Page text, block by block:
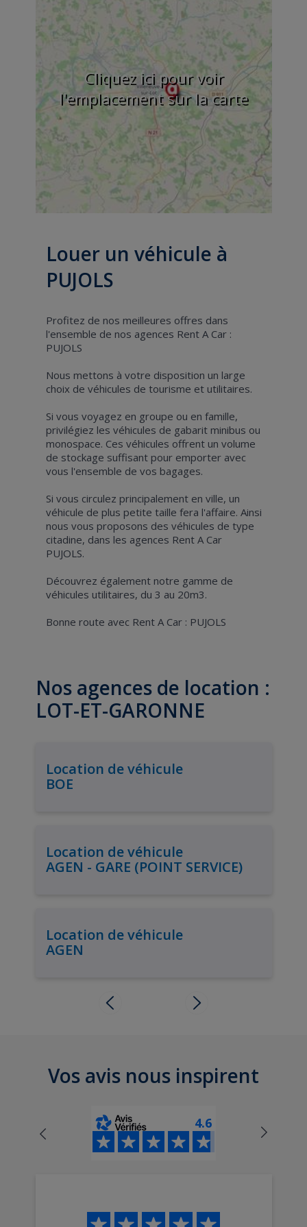
Cliquez ici pour voir
l'emplacement sur la carte
Louer un véhicule à
PUJOLS
Profitez de nos meilleures offres dans
l'ensemble de nos agences Rent A Car :
PUJOLS
Nous mettons à votre disposition un large
choix de véhicules de tourisme et utilitaires.
Si vous voyagez en groupe ou en famille,
privilégiez les véhicules de gabarit minibus ou
monospace. Ces véhicules offrent un volume
de stockage suffisant pour emporter avec
vous l'ensemble de vos bagages.
Si vous circulez principalement en ville, un
véhicule de plus petite taille fera l'affaire. Ainsi
nous vous proposons des véhicules de type
citadine, dans les agences Rent A Car
PUJOLS.
Découvrez également notre gamme de
véhicules utilitaires, du 3 au 20m3.
Bonne route avec Rent A Car : PUJOLS
Nos agences de location :
LOT-ET-GARONNE
Location de véhicule
BOE
Location de véhicule
AGEN - GARE (POINT SERVICE)
Location de véhicule
AGEN
Vos avis nous inspirent
4.6